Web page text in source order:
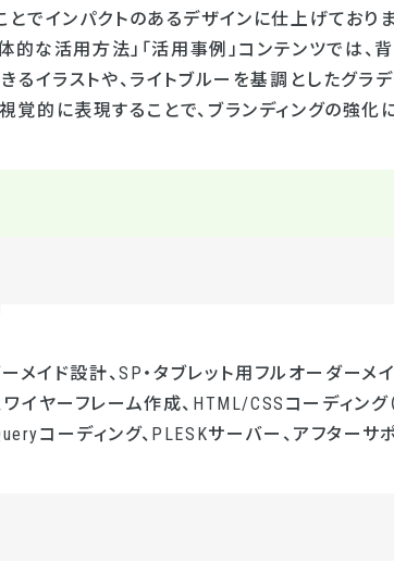
でインパクトのあるデザインに仕上げており
な活用方法」「活用事例」コンテンツでは、
るイラストや、ライトブルーを基調としたグラ
的に表現することで、ブランディングの強化
メイド設計、SP・タブレット用フルオーダーメ
イヤーフレーム作成、HTML/CSSコーディング
コーディング、PLESKサーバー、アフターサ